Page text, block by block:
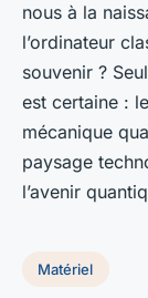
nous à la
l’ordinateur
souvenir ?
est certaine :
mécanique
paysage
l’avenir
Matériel